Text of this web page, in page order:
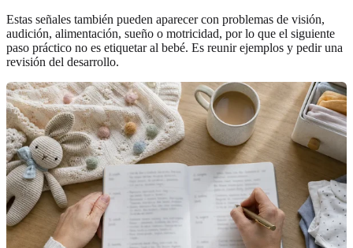
Estas señales también pueden aparecer con problemas de visión,
audición, alimentación, sueño o motricidad, por lo que el siguiente
paso práctico no es etiquetar al bebé. Es reunir ejemplos y pedir una
revisión del desarrollo.